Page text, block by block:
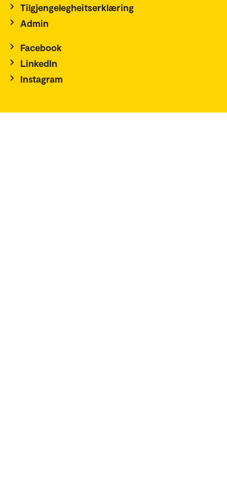
Tilgjengelegheitserklæring
Admin
Facebook
LinkedIn
Instagram